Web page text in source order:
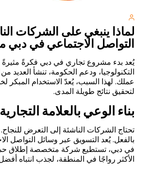
لماذا ينبغي على الشركات
التواصل الاجتماعي في دبي
يُعد بدء مشروع تجاري في دبي فكرةً مثيرةً
التكنولوجيا، ودعم الحكومة، تنشأ
عملك. لهذا السبب، يُعدّ الاستخدام المبكر
لتحقيق نتائج طويلة المدى.
بناء الوعي بالعلامة
تحتاج الشركات الناشئة إلى التعرض
بالفعل. يُعد التسويق عبر وسائل التواصل
في دبي، تستطيع شركة متخصصة إطلاق
الأكثر رواجًا في المنطقة، لجذب انتباه